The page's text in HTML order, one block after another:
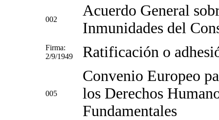
002
Acuerdo General
Inmunidades del
Firma:
2/9/1949
Ratificación o
005
Convenio Europeo
los Derechos
Fundamentales